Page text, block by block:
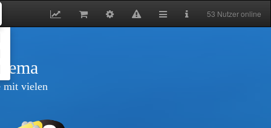
53 Nutzer online
mit vielen